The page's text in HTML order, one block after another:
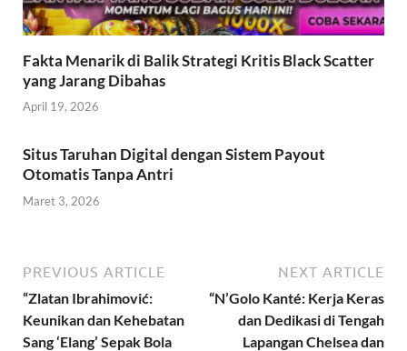
Fakta Menarik di Balik Strategi Kritis Black Scatter
yang Jarang Dibahas
April 19, 2026
Situs Taruhan Digital dengan Sistem Payout
Otomatis Tanpa Antri
Maret 3, 2026
PREVIOUS ARTICLE
“Zlatan Ibrahimović:
Keunikan dan Kehebatan
Sang ‘Elang’ Sepak Bola
NEXT ARTICLE
“N’Golo Kanté: Kerja Keras
dan Dedikasi di Tengah
Lapangan Chelsea dan